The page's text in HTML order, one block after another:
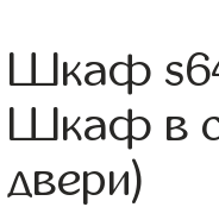
Шкаф
Шкаф в
двери)